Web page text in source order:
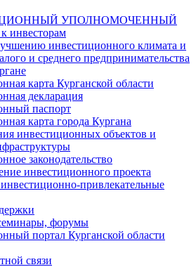
УПОЛНОМОЧЕННЫЙ
инвесторам
инвестиционного климата и
и среднего предпринимательства
карта Курганской области
декларация
паспорт
карта города Кургана
инвестиционных объектов и
законодательство
инвестиционного проекта
привлекательные
форумы
портал Курганской области
связи